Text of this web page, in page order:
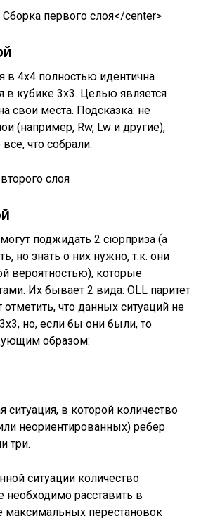
первого слоя</center>
в 4х4 полностью идентична
в кубике 3х3. Целью является
свои места. Подсказка: не
(например, Rw, Lw и другие),
что собрали.
слоя
поджидать 2 сюрприза (а
но знать о них нужно, т.к. они
вероятностью), которые
Их бывает 2 вида: OLL паритет
отметить, что данных ситуаций не
но, если бы они были, то
образом:
ситуация, в которой количество
неориентированных) ребер
три.
ситуации количество
необходимо расставить в
максимальных перестановок